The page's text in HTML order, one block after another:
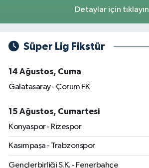
Detaylar için tıklayın
Süper Lig Fikstür
14 Ağustos, Cuma
Galatasaray - Çorum FK
15 Ağustos, Cumartesi
Konyaspor - Rizespor
Kasımpaşa - Trabzonspor
Gençlerbirliği S.K. - Fenerbahçe